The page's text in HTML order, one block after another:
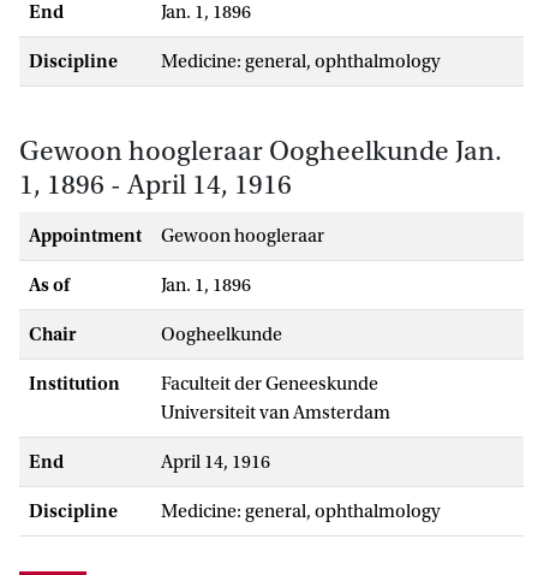
End Jan. 1, 1896
Discipline medicine: general, ophthalmology
Gewoon hoogleraar Oogheelkunde Jan.
1, 1896 - April 14, 1916
Appointment gewoon hoogleraar
As of Jan. 1, 1896
Chair Oogheelkunde
Institution
Faculteit der Geneeskunde
Universiteit van Amsterdam
End April 14, 1916
Discipline medicine: general, ophthalmology